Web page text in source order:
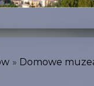
Domowe